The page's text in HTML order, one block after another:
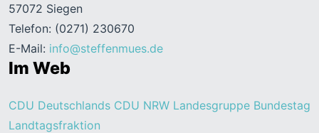
57072 Siegen
Telefon: (0271) 230670
E-Mail: info@steffenmues.de
Im Web
CDU Deutschlands CDU NRW Landesgruppe Bundestag
Landtagsfraktion